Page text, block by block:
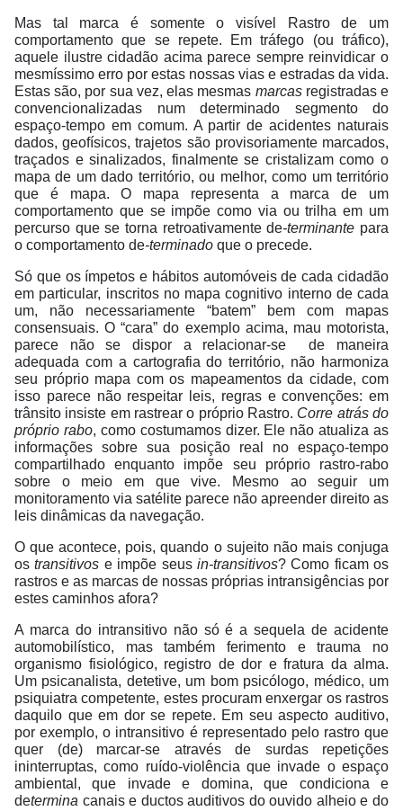
Mas tal marca é somente o visível Rastro de um
comportamento que se repete. Em tráfego (ou tráfico),
aquele ilustre cidadão acima parece sempre reinvidicar o
mesmíssimo erro por estas nossas vias e estradas da vida.
Estas são, por sua vez, elas mesmas marcasregistradas e
convencionalizadas num determinado segmento do
espaço-tempo em comum. A partir de acidentes naturais
dados, geofísicos, trajetos são provisoriamente marcados,
traçados e sinalizados, finalmente se cristalizam como o
mapa de um dado território, ou melhor, como um território
que é mapa. O mapa representa a marca de um
comportamento que se impõe como via ou trilha em um
percurso que se torna retroativamente de-terminante para
o comportamento de-terminado que o precede.
Só que os ímpetos e hábitos automóveis de cada cidadão
em particular, inscritos no mapa cognitivo interno de cada
um, não necessariamente “batem” bem com mapas
consensuais. O “cara” do exemplo acima, mau motorista,
parece não se dispor a relacionar-se
de maneira
adequada com a cartografia do território, não harmoniza
seu próprio mapa com os mapeamentos da cidade, com
isso parece não respeitar leis, regras e convenções: em
trânsito insiste em rastrear o próprio Rastro. Corre atrás do
próprio rabo, como costumamos dizer. Ele não atualiza as
informações sobre sua posição real no espaço-tempo
compartilhado enquanto impõe seu próprio rastro-rabo
sobre o meio em que vive. Mesmo ao seguir um
monitoramento via satélite parece não apreender direito as
leis dinâmicas da navegação.
O que acontece, pois, quando o sujeito não mais conjuga
ostransitivos e impõe seus in-transitivos? Como ficam os
rastros e as marcas de nossas próprias intransigências por
estes caminhos afora?
A marca do intransitivo não só é a sequela de acidente
automobilístico, mas também ferimento e trauma no
organismo fisiológico, registro de dor e fratura da alma.
Um psicanalista, detetive, um bom psicólogo, médico, um
psiquiatra competente, estes procuram enxergar os rastros
daquilo que em dor se repete. Em seu aspecto auditivo,
por exemplo, o intransitivo é representado pelo rastro que
quer (de) marcar-se através de surdas repetições
ininterruptas, como ruído-violência que invade o espaço
ambiental, que invade e domina, que condiciona e
determina canais e ductos auditivos do ouvido alheio e do